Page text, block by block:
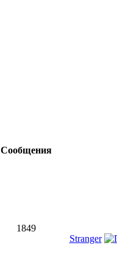
Сообщения
1849
Stranger